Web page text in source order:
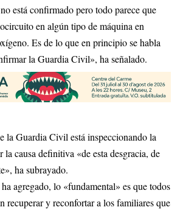
está confirmado pero todo parece que
en algún tipo de máquina en
Es de lo que en principio se habla
la Guardia Civil», ha señalado.
la Guardia Civil está inspeccionando la
la causa definitiva «de esta desgracia, de
ha subrayado.
agregado, lo «fundamental» es que todos
recuperar y reconfortar a los familiares que